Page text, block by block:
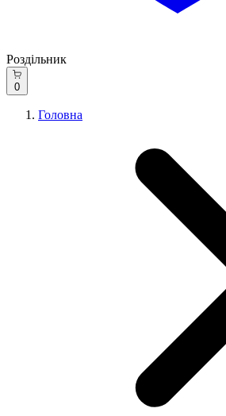
Роздільник
0
Головна